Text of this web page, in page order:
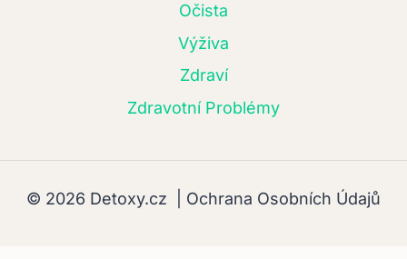
Očista
Výživa
Zdraví
Zdravotní Problémy
© 2026 Detoxy.cz | Ochrana Osobních Údajů